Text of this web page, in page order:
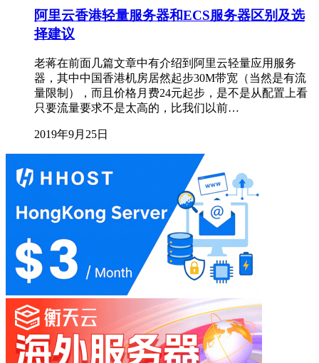
阿里云香港轻量服务器和ECS服务器区别及选
择建议
老蒋在前面几篇文章中有介绍到阿里云轻量应用服务
器，其中中国香港机房居然起步30M带宽（当然是有流
量限制），而且价格月费24元起步，是不是从配置上看
只要流量要求不是太高的，比我们以前…
2019年9月25日